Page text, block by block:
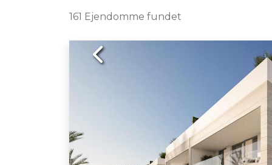
161 Ejendomme fundet
Previous